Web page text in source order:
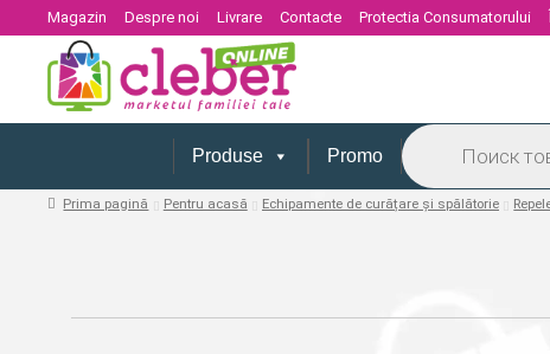
Magazin Despre noi Livrare Contacte Protectia Consumatorului
Produse Promo
Products
search
Prima pagină Pentru acasă Echipamente de curățare și spălătorie